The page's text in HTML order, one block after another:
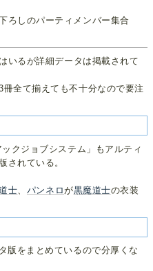
ろしのパーティメンバー集合
いるが詳細データは掲載されて
全て揃えても不十分なので要注
クジョブシステム」もアルティ
されている。
士 パンネロが黒魔道士の衣装
版をまとめているので分厚くな